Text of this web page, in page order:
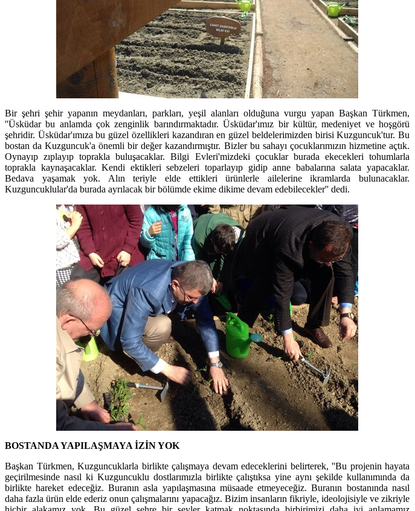
Bir şehri şehir yapanın meydanları, parkları, yeşil alanları olduğuna vurgu yapan Başkan Türkmen,
''Üsküdar bu anlamda çok zenginlik barındırmaktadır. Üsküdar'ımız bir kültür, medeniyet ve hoşgörü
şehridir. Üsküdar'ımıza bu güzel özellikleri kazandıran en güzel beldelerimizden birisi Kuzguncuk'tur. Bu
bostan da Kuzguncuk'a önemli bir değer kazandırmıştır. Bizler bu sahayı çocuklarımızın hizmetine açtık.
Oynayıp zıplayıp toprakla buluşacaklar. Bilgi Evleri'mizdeki çocuklar burada ekecekleri tohumlarla
toprakla kaynaşacaklar. Kendi ektikleri sebzeleri toparlayıp gidip anne babalarına salata yapacaklar.
Bedava yaşamak yok. Alın teriyle elde ettikleri ürünlerle ailelerine ikramlarda bulunacaklar.
Kuzguncuklular'da burada ayrılacak bir bölümde ekime dikime devam edebilecekler'' dedi.
BOSTANDA YAPILAŞMAYA İZİN YOK
Başkan Türkmen, Kuzguncuklarla birlikte çalışmaya devam edeceklerini belirterek, ''Bu projenin hayata
geçirilmesinde nasıl ki Kuzguncuklu dostlarımızla birlikte çalıştıksa yine aynı şekilde kullanımında da
birlikte hareket edeceğiz. Buranın asla yapılaşmasına müsaade etmeyeceğiz. Buranın bostanında nasıl
daha fazla ürün elde ederiz onun çalışmalarını yapacağız. Bizim insanların fikriyle, ideolojisiyle ve zikriyle